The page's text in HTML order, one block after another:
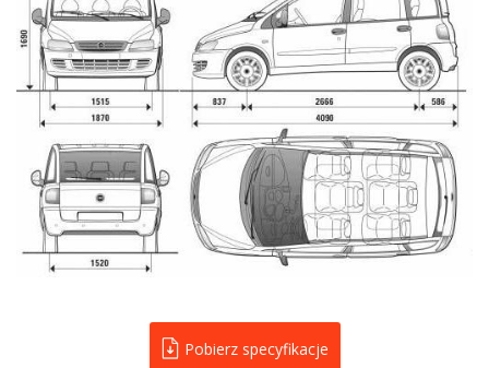
Pobierz specyfikacje